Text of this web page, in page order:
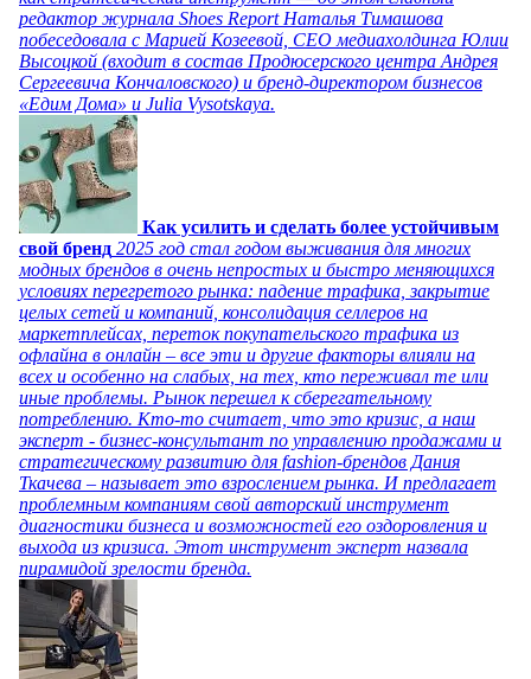
редактор журнала Shoes Report Наталья Тимашова
побеседовала с Марией Козеевой, СЕО медиахолдинга Юлии
Высоцкой (входит в состав Продюсерского центра Андрея
Сергеевича Кончаловского) и бренд-директором бизнесов
«Едим Дома» и Julia Vysotskaya.
Как усилить и сделать более устойчивым
свой бренд 2025 год стал годом выживания для многих
модных брендов в очень непростых и быстро меняющихся
условиях перегретого рынка: падение трафика, закрытие
целых сетей и компаний, консолидация селлеров на
маркетплейсах, переток покупательского трафика из
офлайна в онлайн – все эти и другие факторы влияли на
всех и особенно на слабых, на тех, кто переживал те или
иные проблемы. Рынок перешел к сберегательному
потреблению. Кто-то считает, что это кризис, а наш
эксперт - бизнес-консультант по управлению продажами и
стратегическому развитию для fashion-брендов Дания
Ткачева – называет это взрослением рынка. И предлагает
проблемным компаниям свой авторский инструмент
диагностики бизнеса и возможностей его оздоровления и
выхода из кризиса. Этот инструмент эксперт назвала
пирамидой зрелости бренда.